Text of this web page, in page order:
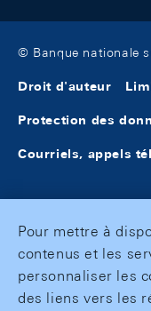
© Banque nationale
Droit d'auteur
Protection des
Courriels, appels
Pour mettre à
contenus et les
personnaliser les
des liens vers les